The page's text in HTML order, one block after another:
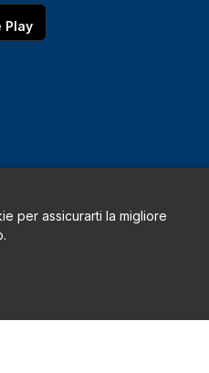
Play
per assicurarti la migliore